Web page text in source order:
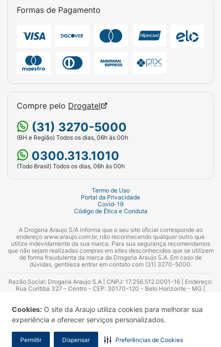
Cookies: O site da Araujo utiliza cookies para melhorar sua
experiência e oferecer serviços personalizados.
Permitir Dispensar Preferências de Cookies
Formas de Pagamento
Compre pelo Drogatel
(31) 3270-5000
(BH e Região) Todos os dias, 06h às 00h
0300.313.1010
(Todo Brasil) Todos os dias, 06h às 00h
Termo de Uso
Portal da Privacidade
Covid-19
Código de Ética e Conduta
A Drogaria Araujo S/A informa que o seu site oficial corresponde ao
endereço www.araujo.com.br, não reconhecendo qualquer outro que
utilize indevidamente da sua marca. Para sua segurança recomendamos
que não sejam realizadas compras em sites desconhecidos que se utilizem
de forma fraudulenta da marca da Drogaria Araujo S.A. Em caso de
dúvidas, gentileza entrar em contato com (31) 3270-5000.
Razão Social: Drogaria Araujo S.A | CNPJ: 17.256.512.0001-16 | Endereço:
Rua Curitiba 327 - Centro - CEP: 30170-120 - Belo Horizonte - MG |
Azevedo Guimarães – CRF 10.965 | Yasmin Silva Alvarenga – CRF 52.584 -
Consultor substituto: Thiago Aguiar Pinheiro - CRF Nº 13.748. Alvará
Sanitário: 2025020713 | Autorização de Funcionamento da Empresa (AFE):